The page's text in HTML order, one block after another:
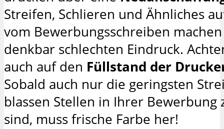
Streifen, Schlieren und Ähnliches
vom Bewerbungsschreiben
denkbar schlechten Eindruck.
auch auf den Füllstand der
Sobald auch nur die geringsten
blassen Stellen in Ihrer Bewerbung
sind, muss frische Farbe her!